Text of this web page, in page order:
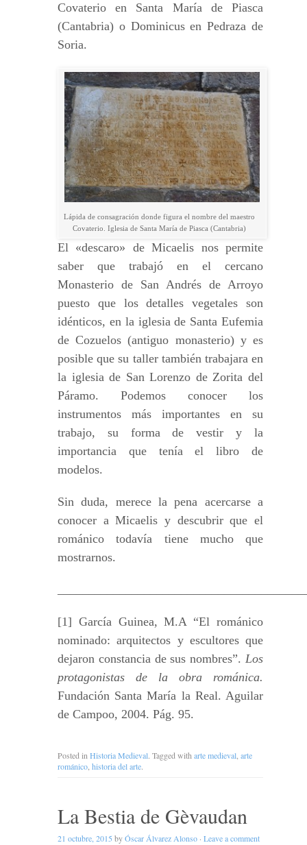
Covaterio en Santa María de Piasca
(Cantabria) o Dominicus en Pedraza de
Soria.
Lápida de consagración donde figura el nombre del maestro
Covaterio. Iglesia de Santa María de Piasca (Cantabria)
El «descaro» de Micaelis nos permite
saber que trabajó en el cercano
Monasterio de San Andrés de Arroyo
puesto que los detalles vegetales son
idénticos, en la iglesia de Santa Eufemia
de Cozuelos (antiguo monasterio) y es
posible que su taller también trabajara en
la iglesia de San Lorenzo de Zorita del
Páramo. Podemos conocer los
instrumentos más importantes en su
trabajo, su forma de vestir y la
importancia que tenía el libro de
modelos.
Sin duda, merece la pena acercarse a
conocer a Micaelis y descubrir que el
románico todavía tiene mucho que
mostrarnos.
[1] García Guinea, M.A “El románico
nominado: arquitectos y escultores que
dejaron constancia de sus nombres”. Los
protagonistas de la obra románica.
Fundación Santa María la Real. Aguilar
de Campoo, 2004. Pág. 95.
Posted inHistoria Medieval. Tagged witharte medieval, arte
románico, historia del arte.
La Bestia de Gèvaudan
21 octubre, 2015 byÓscar Álvarez Alonso · Leave a comment